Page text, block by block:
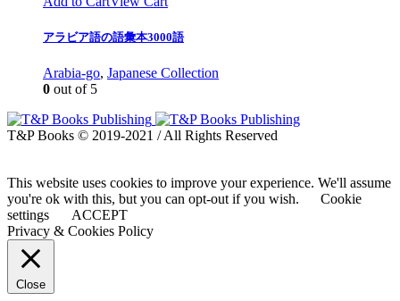
アラビア語の語彙本3000語
Arabia-go, Japanese Collection
0 out of 5
T&P Books © 2019-2021 / All Rights Reserved
This website uses cookies to improve your experience. We'll assume
you're ok with this, but you can opt-out if you wish.
Cookie
settings
ACCEPT
Privacy & Cookies Policy
Close